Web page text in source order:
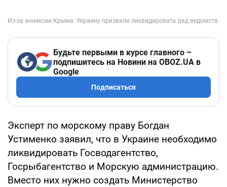
Будьте первыми в курсе главного –
подпишитесь на Новини на OBOZ.UA в
Google
Подписаться
Эксперт по морскому праву Богдан
Устименко заявил, что в Украине необходимо
ликвидировать Госводагентство,
Госрыбагентство и Морскую администрацию.
Вместо них нужно создать Министерство